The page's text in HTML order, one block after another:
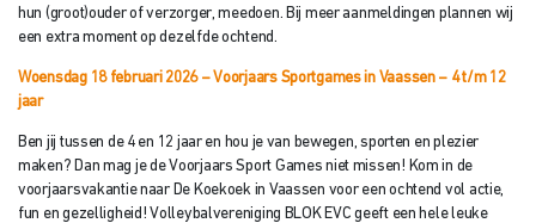
hun (groot)ouder of verzorger, meedoen. Bij meer aanmeldingen plannen wij
een extra moment op dezelfde ochtend.
Woensdag 18 februari 2026 – Voorjaars Sportgames in Vaassen – 4 t/m 12
jaar
Ben jij tussen de 4 en 12 jaar en hou je van bewegen, sporten en plezier
maken? Dan mag je de Voorjaars Sport Games niet missen! Kom in de
voorjaarsvakantie naar De Koekoek in Vaassen voor een ochtend vol actie,
fun en gezelligheid! Volleybalvereniging BLOK EVC geeft een hele leuke